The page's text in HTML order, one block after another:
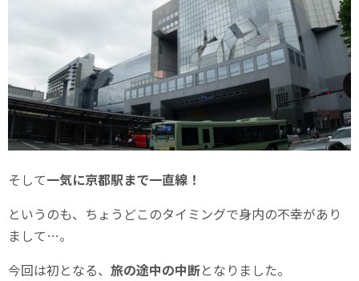
そして一気に京都駅まで一直線！
というのも、ちょうどこのタイミングで身内の不幸があり
まして…。
今回は初となる、 旅の途中の中断となりました。